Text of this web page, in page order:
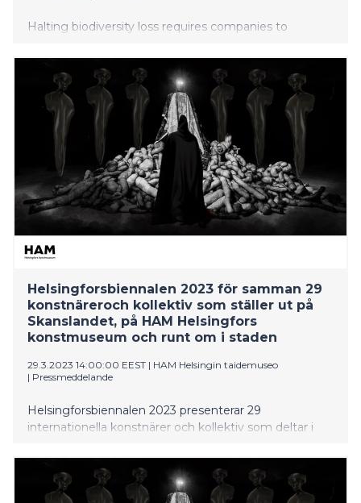
Halting biodiversity loss requires companies to
their biodiversity footprint. So far, however, biodiversity
footprint assessment tools have been in short supply.
A joint project of the University of Jyväskylä, S Group
and Sitra has now developed a method that points
the way forward for the business sector in this
respect. It is a groundbreaking project, even on an
international scale.
Helsingforsbiennalen 2023 för samman 29
konstnäreroch kollektiv som ställer ut på
Skanslandet, på HAM Helsingfors
konstmuseum och runt om i staden
29.3.2023 14:00:00 EEST | HAM Helsingin taidemuseo
| Pressmeddelande
Helsingforsbiennalen 2023 presenterar 29
internationella konstnärer och kollektiv som deltar i
kurerad av Joasia Krysa och producerad av HAM
Helsingfors konstmuseum. Biennalen öppnar för
allmänheten på Helsingforsdagen, måndagen den 12